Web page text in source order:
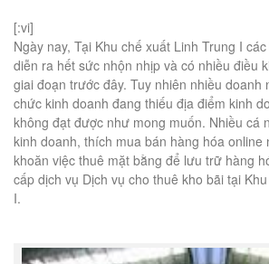
[:vi]
Ngày nay, Tại Khu chế xuất Linh Trung I
diễn ra hết sức nhộn nhịp và có nhiều điều
giai đoạn trước đây. Tuy nhiên nhiều doanh
chức kinh doanh đang thiếu địa điểm kinh
không đạt được như mong muốn. Nhiều cá
kinh doanh, thích mua bán hàng hóa online
khoăn việc thuê mặt bằng để lưu trữ hàng
cấp dịch vụ Dịch vụ cho thuê kho bãi tại
I.